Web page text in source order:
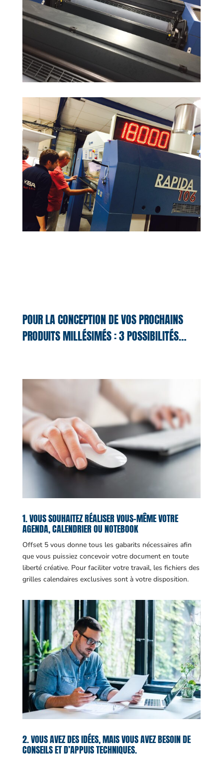
POUR LA CONCEPTION DE VOS PROCHAINS
PRODUITS MILLÉSIMÉS : 3 POSSIBILITÉS…
1. VOUS SOUHAITEZ RÉALISER VOUS-MÊME VOTRE
AGENDA, CALENDRIER OU NOTEBOOK
Offset 5 vous donne tous les gabarits nécessaires afin
que vous puissiez concevoir votre document en toute
liberté créative. Pour faciliter votre travail, les fichiers des
grilles calendaires exclusives sont à votre disposition.
2. VOUS AVEZ DES IDÉES, MAIS VOUS AVEZ BESOIN DE
CONSEILS ET D’APPUIS TECHNIQUES.